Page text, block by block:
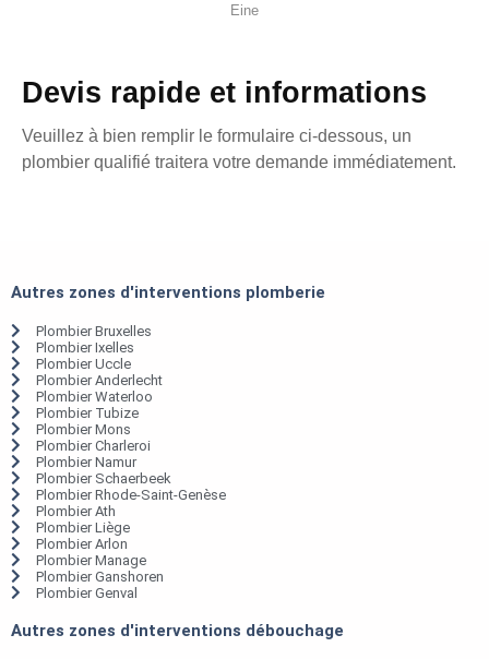
Eine
Devis rapide et informations
Veuillez à bien remplir le formulaire ci-dessous, un
plombier qualifié traitera votre demande immédiatement.
Autres zones d'interventions plomberie
Plombier Bruxelles
Plombier Ixelles
Plombier Uccle
Plombier Anderlecht
Plombier Waterloo
Plombier Tubize
Plombier Mons
Plombier Charleroi
Plombier Namur
Plombier Schaerbeek
Plombier Rhode-Saint-Genèse
Plombier Ath
Plombier Liège
Plombier Arlon
Plombier Manage
Plombier Ganshoren
Plombier Genval
Autres zones d'interventions débouchage